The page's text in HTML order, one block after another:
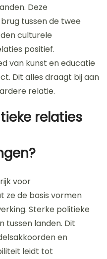
Deze
tussen de twee
culturele
positief.
van kunst en educatie
Dit alles draagt bij aan
relatie.
relaties
voor
ze de basis vormen
Sterke politieke
tussen landen. Dit
en
leidt tot